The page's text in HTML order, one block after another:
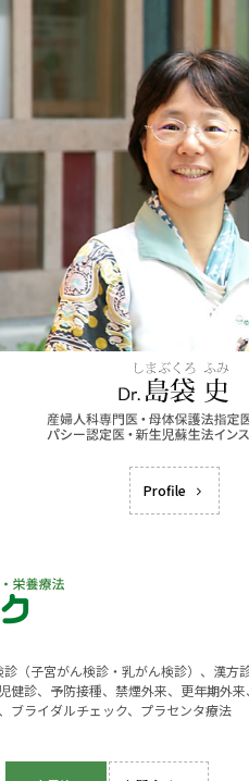
Profile
（子宮がん検診・乳がん検診）、漢方診
健診、予防接種、禁煙外来、更年期外来
ブライダルチェック、プラセンタ療法